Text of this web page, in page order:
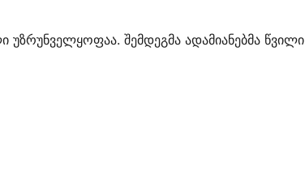
შემდეგმა ადამიანებმა წვილი